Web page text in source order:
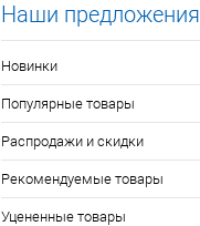
Наши предложения
Новинки
Популярные товары
Распродажи и скидки
Рекомендуемые товары
Уцененные товары